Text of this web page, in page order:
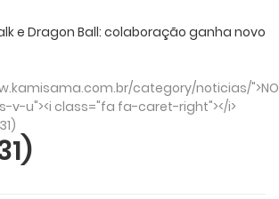
e Dragon Ball: colaboração ganha novo
category/noticias/
v-u"><i class="fa fa-caret-right"></i>